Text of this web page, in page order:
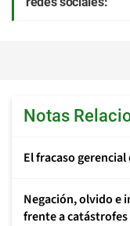
Notas
El fracaso
Negación, olvido e
frente a